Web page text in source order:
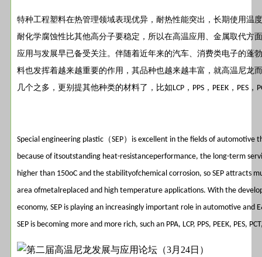
特种工程塑料在热管理领域表现优异，耐热性能突出，长期使用温
耐化学腐蚀性比其他高分子要稳定，所以在高温应用、金属取代方
应用与发展早已备受关注。伴随着近年来的汽车、消费类电子的蓬
料也发挥着越来越重要的作用，其品种也越来越丰富，就高温尼龙
几个之多，更别提其他种类的材料了，比如LCP ， PPS ， PEEK ， PES ，
Special engineering plastic （SEP） is excellent in the fields of automotive
because of itsoutstanding heat-resistanceperformance, the long-term
higher than 150oC and the stabilityofchemical corrosion, so SEP attracts
area ofmetalreplaced and high temperature applications. With the
economy, SEP is playing an increasingly important role in automotive and
SEP is becoming more and more rich, such an PPA, LCP, PPS, PEEK, PES,